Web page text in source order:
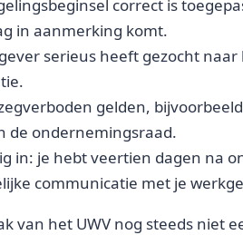
correct is
in aanmerking komt.
serieus heeft gezocht
gelden,
de ondernemingsraad.
in: je hebt veertien dagen na
communicatie met je
van het UWV nog steeds niet